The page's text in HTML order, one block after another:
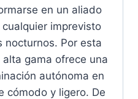
en un aliado
imprevisto
nocturnos. Por esta
gama ofrece una
autónoma en
cómodo y ligero. De